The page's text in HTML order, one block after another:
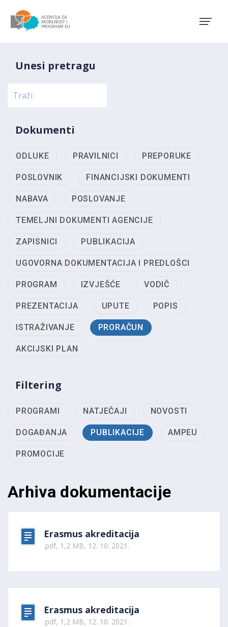
Unesi pretragu
Dokumenti
ODLUKE PRAVILNICI PREPORUKE
POSLOVNIK FINANCIJSKI DOKUMENTI
NABAVA POSLOVANJE
TEMELJNI DOKUMENTI AGENCIJE
ZAPISNICI PUBLIKACIJA
UGOVORNA DOKUMENTACIJA I PREDLOŠCI
PROGRAM IZVJEŠĆE VODIČ
PREZENTACIJA UPUTE POPIS
ISTRAŽIVANJE PRORAČUN
AKCIJSKI PLAN
Filtering
PROGRAMI NATJEČAJI NOVOSTI
DOGAĐANJA PUBLIKACIJE AMPEU
PROMOCIJE
Arhiva dokumentacije
Erasmus akreditacija
.pdf, 1,2 MB, 12. 10. 2021.
Erasmus akreditacija
.pdf, 1,2 MB, 12. 10. 2021.